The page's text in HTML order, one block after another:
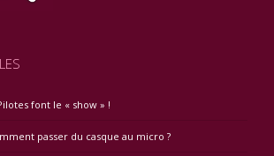
font le « show » !
passer du casque au micro ?